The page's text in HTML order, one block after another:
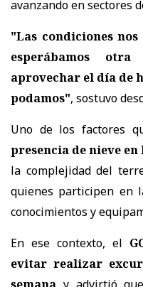
avanzando en sectores
"Las condiciones
esperábamos
aprovechar el día de
podamos", sostuvo
Uno de los factores
presencia de nieve
la complejidad del
quienes participen en
conocimientos y
En ese contexto, el
evitar realizar